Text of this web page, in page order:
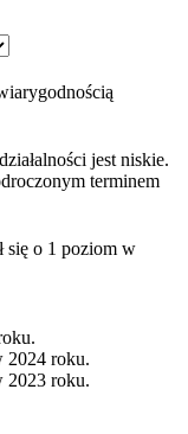
jest niskie.
terminem
się o 1 poziom w
2024 roku.
2023 roku.